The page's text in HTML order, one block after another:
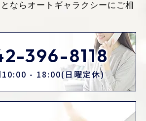
なら オートギャラクシーにご相
396-8118
10:00 - 18:00(日曜定休)